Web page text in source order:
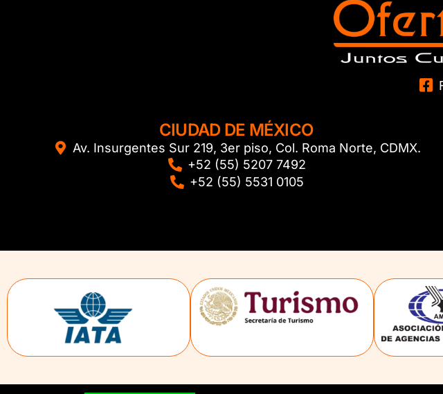
CIUDAD DE MÉXICO
Av. Insurgentes Sur 219, 3er piso, Col. Roma Norte, CDMX.
+52 (55) 5207 7492
+52 (55) 5531 0105